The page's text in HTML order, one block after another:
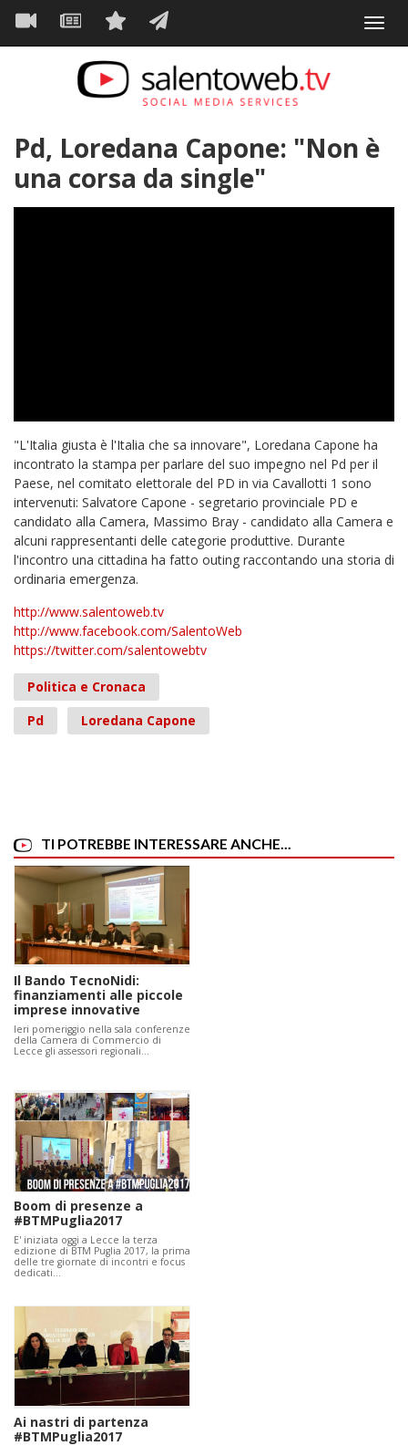
Salta
contenuto
Navigazione
principale
Pd, Loredana Capone: "Non è
una corsa da single"
"L'Italia giusta è l'Italia che sa innovare", Loredana Capone ha
incontrato la stampa per parlare del suo impegno nel Pd per il
Paese, nel comitato elettorale del PD in via Cavallotti 1 sono
intervenuti: Salvatore Capone - segretario provinciale PD e
candidato alla Camera, Massimo Bray - candidato alla Camera e
alcuni rappresentanti delle categorie produttive. Durante
l'incontro una cittadina ha fatto outing raccontando una storia di
ordinaria emergenza.
http://www.salentoweb.tv
http://www.facebook.com/SalentoWeb
https://twitter.com/salentowebtv
Politica e Cronaca
Pd
Loredana Capone
TI POTREBBE INTERESSARE ANCHE...
Il Bando TecnoNidi:
finanziamenti alle piccole
imprese innovative
Ieri pomeriggio nella sala conferenze
della Camera di Commercio di
Lecce gli assessori regionali…
Boom di presenze a
#BTMPuglia2017
E' iniziata oggi a Lecce la terza
edizione di BTM Puglia 2017, la prima
delle tre giornate di incontri e focus
dedicati…
Ai nastri di partenza
#BTMPuglia2017